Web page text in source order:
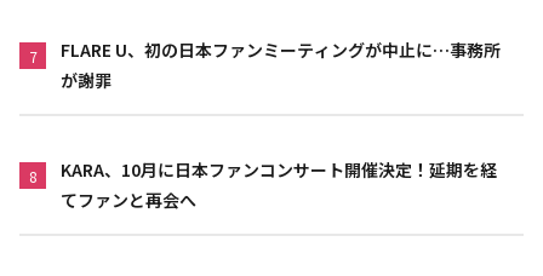
7
FLARE U、初の日本ファンミーティングが中止に…事務所
が謝罪
8
KARA、10月に日本ファンコンサート開催決定！延期を経
てファンと再会へ